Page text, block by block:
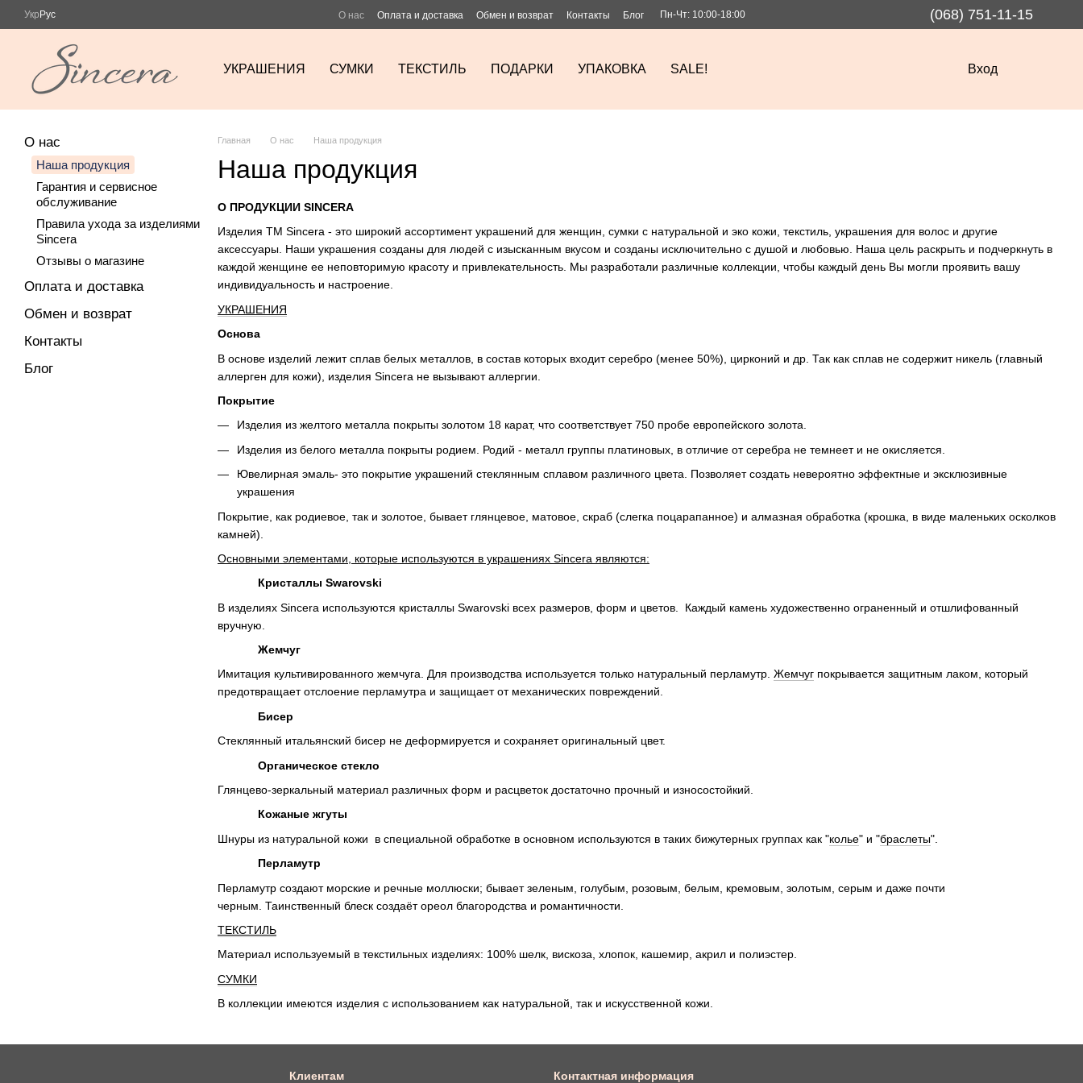
Перейти к основному контенту
Укр Рус О нас Оплата и доставка Обмен и возврат Контакты Блог Пн-Чт: 10:00-18:00 (068) 751-11-15
УКРАШЕНИЯ СУМКИ ТЕКСТИЛЬ ПОДАРКИ УПАКОВКА SALE! Вход
Главная О нас Наша продукция
Наша продукция
О ПРОДУКЦИИ SINCERA
Изделия ТМ Sincera - это широкий ассортимент украшений для женщин, сумки с натуральной и эко кожи, текстиль, украшения для волос и другие
аксессуары. Наши украшения созданы для людей с изысканным вкусом и созданы исключительно с душой и любовью. Наша цель раскрыть и подчеркнуть в
каждой женщине ее неповторимую красоту и привлекательность. Мы разработали различные коллекции, чтобы каждый день Вы могли проявить вашу
индивидуальность и настроение.
УКРАШЕНИЯ
Основа
В основе изделий лежит сплав белых металлов, в состав которых входит серебро (менее 50%), цирконий и др. Так как сплав не содержит никель (главный
аллерген для кожи), изделия Sincera не вызывают аллергии.
Покрытие
Изделия из желтого металла покрыты золотом 18 карат, что соответствует 750 пробе европейского золота.
Изделия из белого металла покрыты родием. Родий - металл группы платиновых, в отличие от серебра не темнеет и не окисляется.
Ювелирная эмаль- это покрытие украшений стеклянным сплавом различного цвета. Позволяет создать невероятно эффектные и эксклюзивные
украшения
Покрытие, как родиевое, так и золотое, бывает глянцевое, матовое, скраб (слегка поцарапанное) и алмазная обработка (крошка, в виде маленьких осколков
камней).
Основными элементами, которые используются в украшениях Sincera являются:
Кристаллы Swarovski
В изделиях Sincera используются кристаллы Swarovski всех размеров, форм и цветов. Каждый камень художественно ограненный и отшлифованный
вручную.
Жемчуг
Имитация культивированного жемчуга. Для производства используется только натуральный перламутр. Жемчуг покрывается защитным лаком, который
предотвращает отслоение перламутра и защищает от механических повреждений.
Бисер
Стеклянный итальянский бисер не деформируется и сохраняет оригинальный цвет.
Органическое стекло
Глянцево-зеркальный материал различных форм и расцветок достаточно прочный и износостойкий.
Кожаные жгуты
Шнуры из натуральной кожи в специальной обработке в основном используются в таких бижутерных группах как "колье" и "браслеты".
Перламутр
Перламутр создают морские и речные моллюски; бывает зеленым, голубым, розовым, белым, кремовым, золотым, серым и даже почти
черным. Таинственный блеск создаёт ореол благородства и романтичности.
ТЕКСТИЛЬ
Материал используемый в текстильных изделиях: 100% шелк, вискоза, хлопок, кашемир, акрил и полиэстер.
СУМКИ
В коллекции имеются изделия с использованием как натуральной, так и искусственной кожи.
О нас
Наша продукция
Гарантия и сервисное
обслуживание
Правила ухода за изделиями
Sincera
Отзывы о магазине
Оплата и доставка
Обмен и возврат
Контакты
Блог
Клиентам Контактная информация